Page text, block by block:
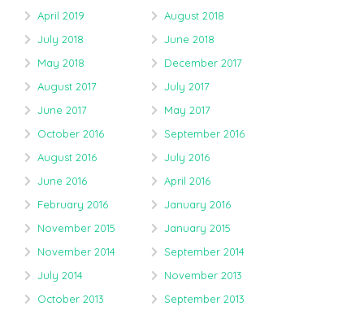
April 2019
August 2018
July 2018
June 2018
May 2018
December 2017
August 2017
July 2017
June 2017
May 2017
October 2016
September 2016
August 2016
July 2016
June 2016
April 2016
February 2016
January 2016
November 2015
January 2015
November 2014
September 2014
July 2014
November 2013
October 2013
September 2013